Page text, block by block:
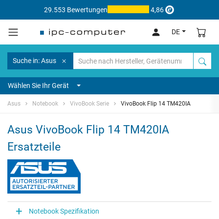
29.553 Bewertungen 4,86
DE
Suche in: Asus
Wählen Sie Ihr Gerät
Asus Notebook VivoBook Serie VivoBook Flip 14 TM420IA
Asus VivoBook Flip 14 TM420IA
Ersatzteile
Notebook Spezifikation